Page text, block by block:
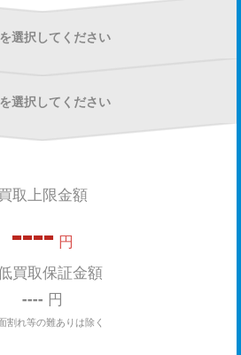
選択してください
選択してください
取上限金額
---- 円
買取保証金額
---- 円
割れ等の難ありは除く